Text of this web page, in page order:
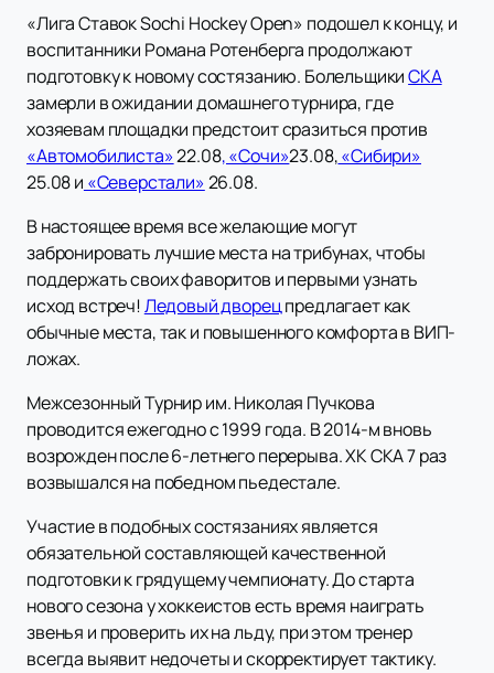
«Лига Ставок Sochi Hockey Open» подошел к концу, и
воспитанники Романа Ротенберга продолжают
подготовку к новому состязанию. БолельщикиСКА
замерли в ожидании домашнего турнира, где
хозяевам площадки предстоит сразиться против
«Автомобилиста»22.08, «Сочи»23.08,«Сибири»
25.08 и «Северстали»26.08.
В настоящее время все желающие могут
забронировать лучшие места на трибунах, чтобы
поддержать своих фаворитов и первыми узнать
исход встреч!Ледовый дворецпредлагает как
обычные места, так и повышенного комфорта в ВИП-
ложах.
Межсезонный Турнир им. Николая Пучкова
проводится ежегодно с 1999 года. В 2014-м вновь
возрожден после 6-летнего перерыва. ХК СКА 7 раз
возвышался на победном пьедестале.
Участие в подобных состязаниях является
обязательной составляющей качественной
подготовки к грядущему чемпионату. До старта
нового сезона у хоккеистов есть время наиграть
звенья и проверить их на льду, при этом тренер
всегда выявит недочеты и скорректирует тактику.